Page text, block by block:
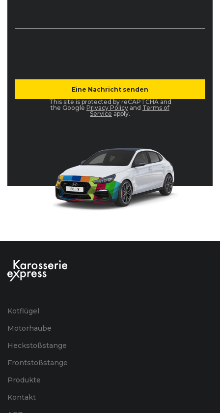
This site is protected by reCAPTCHA and
the Google Privacy Policy and Terms of
Service apply.
Kotflügel
Motorhaube
Heckstoßstange
Frontstoßstange
Produkte
Kontakt